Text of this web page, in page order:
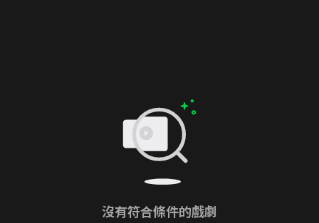
沒有符合條件的戲劇